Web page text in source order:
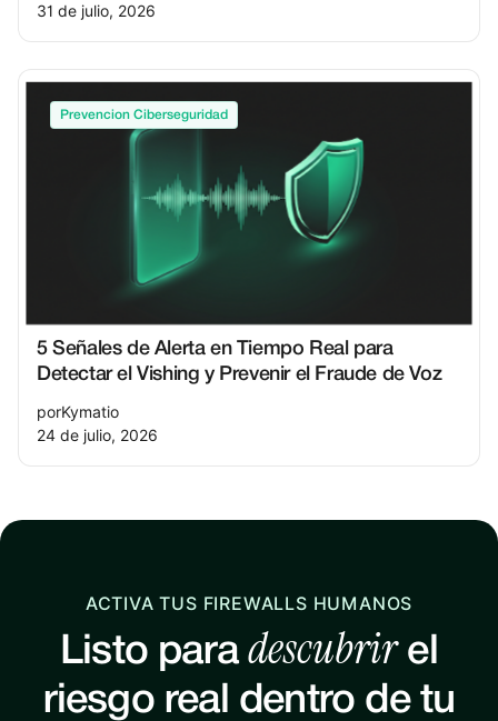
31 de julio, 2026
Prevencion Ciberseguridad
5 Señales de Alerta en Tiempo Real para
Detectar el Vishing y Prevenir el Fraude de Voz
porKymatio
24 de julio, 2026
ACTIVA TUS FIREWALLS HUMANOS
Listo paradescubrirel
riesgo real dentro de tu